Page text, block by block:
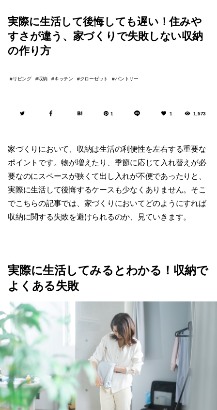
実際に生活して後悔しても遅い！住みや
すさが違う、家づくりで失敗しない収納
の作り方
リビング 収納 キッチン クローゼット パントリー
1 1 1,573
家づくりにおいて、収納は生活の利便性を左右する重要な
ポイントです。物が増えたり、季節に応じて入れ替えが必
要なのにスペースが狭くて出し入れが不便であったりと、
実際に生活して後悔するケースも少なくありません。そこ
でこちらの記事では、家づくりにおいてどのようにすれば
収納に関する失敗を避けられるのか、見ていきます。
実際に生活してみるとわかる！収納で
よくある失敗